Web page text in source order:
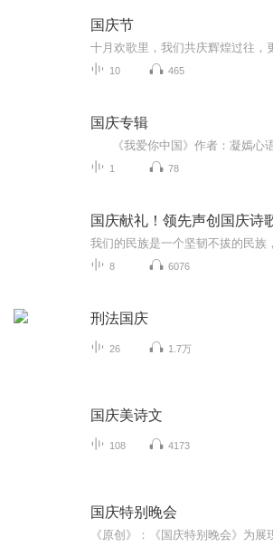
国庆节
10 465
国庆专辑
1 78
国庆献礼！领先声创国庆诗
8 6076
刑法国庆
26 1.7万
国庆美诗文
108 4173
国庆特别晚会